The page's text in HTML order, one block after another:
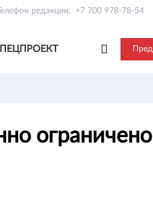
Телефон редакции: +7 700 978-78-54